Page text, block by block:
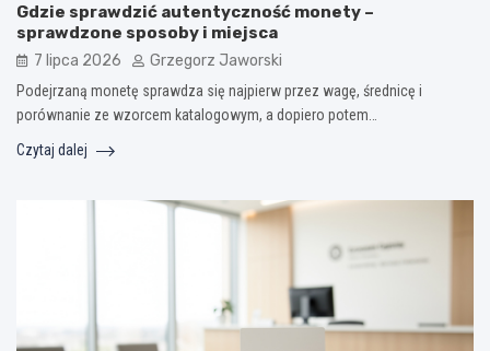
Gdzie sprawdzić autentyczność monety –
sprawdzone sposoby i miejsca
7 lipca 2026 Grzegorz Jaworski
Podejrzaną monetę sprawdza się najpierw przez wagę, średnicę i
porównanie ze wzorcem katalogowym, a dopiero potem…
Czytaj dalej